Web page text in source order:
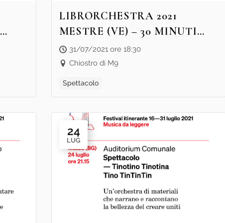
LIBRORCHESTRA 2021
MESTRE (VE) – 30 MINUTI
CON “UN PIANOFORTE, UN
CANE, UNA PULCE E UNA
BAMBINA” – SPETTACOLO
31/07/2021 ore 18:30
Chiostro di M9
Spettacolo
24
LUG